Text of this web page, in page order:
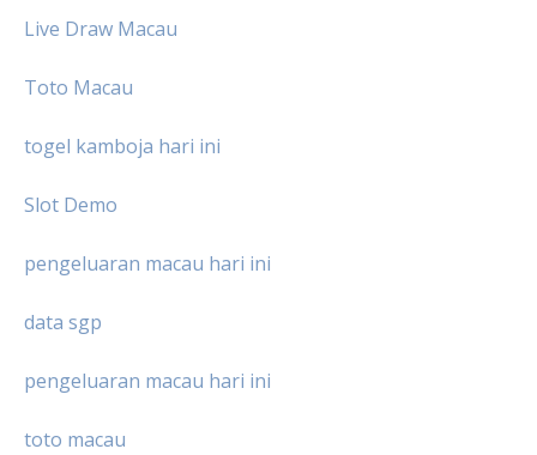
Live Draw Macau
Toto Macau
togel kamboja hari ini
Slot Demo
pengeluaran macau hari ini
data sgp
pengeluaran macau hari ini
toto macau